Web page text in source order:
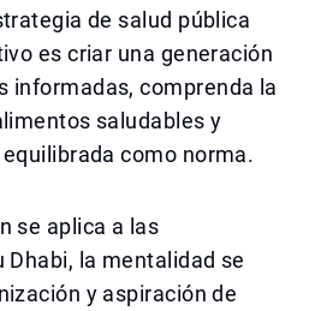
de salud pública
es criar una generación
informadas, comprenda la
saludables y
como norma.
se aplica a las
la mentalidad se
y aspiración de